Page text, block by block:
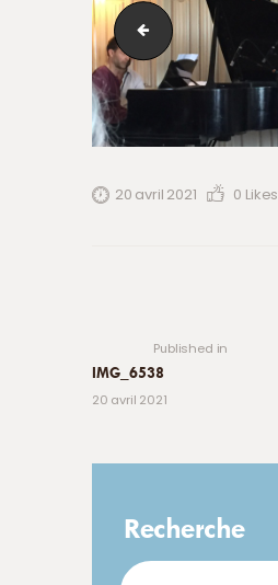
IMG_6532 (2)
20 avril 2021 0 Likes
Published in
IMG_6538
20 avril 2021
Recherche
Rechercher :